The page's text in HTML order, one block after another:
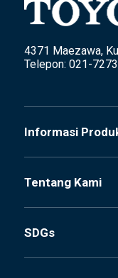
4371 Maezawa,
Telepon: 021-
Informasi
Tentang Kami
SDGs